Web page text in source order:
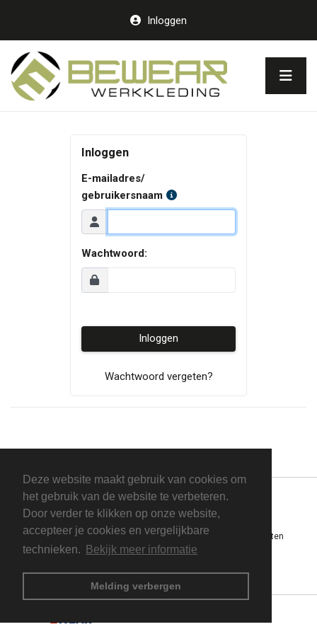
Deze website maakt gebruik van cookies om
het gebruik van de website te verbeteren.
Door verder te klikken op onze website,
accepteer je cookies en vergelijkbare
technieken.
Bekijk meer informatie
Melding verbergen
Inloggen
Inloggen
E-mailadres/
gebruikersnaam
Wachtwoord:
Inloggen
Wachtwoord vergeten?
Powered by BEWEAR Werkkleding · Copyright © 2026 Alle rechten
voorbehouden
Algemene voorwaarden